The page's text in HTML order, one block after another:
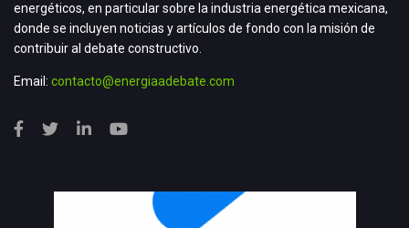
energéticos, en particular sobre la industria energética mexicana,
donde se incluyen noticias y artículos de fondo con la misión de
contribuir al debate constructivo.
Email: contacto@energiaadebate.com